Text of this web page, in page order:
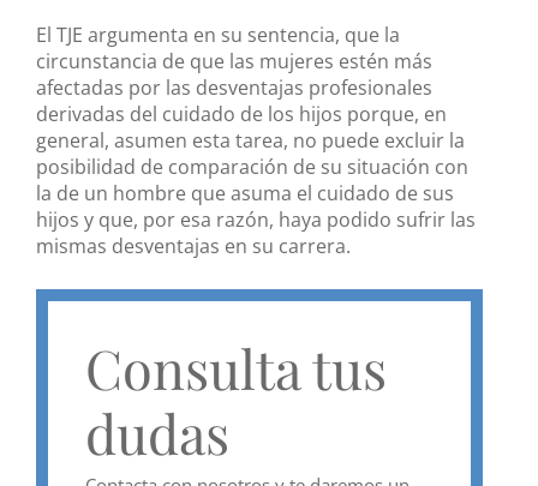
El TJE argumenta en su sentencia, que la
circunstancia de que las mujeres estén más
afectadas por las desventajas profesionales
derivadas del cuidado de los hijos porque, en
general, asumen esta tarea, no puede excluir la
posibilidad de comparación de su situación con
la de un hombre que asuma el cuidado de sus
hijos y que, por esa razón, haya podido sufrir las
mismas desventajas en su carrera.
Consulta tus
dudas